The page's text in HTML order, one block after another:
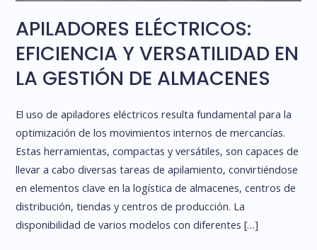
APILADORES ELÉCTRICOS:
EFICIENCIA Y VERSATILIDAD EN
LA GESTIÓN DE ALMACENES
El uso de apiladores eléctricos resulta fundamental para la
optimización de los movimientos internos de mercancías.
Estas herramientas, compactas y versátiles, son capaces de
llevar a cabo diversas tareas de apilamiento, convirtiéndose
en elementos clave en la logística de almacenes, centros de
distribución, tiendas y centros de producción. La
disponibilidad de varios modelos con diferentes […]